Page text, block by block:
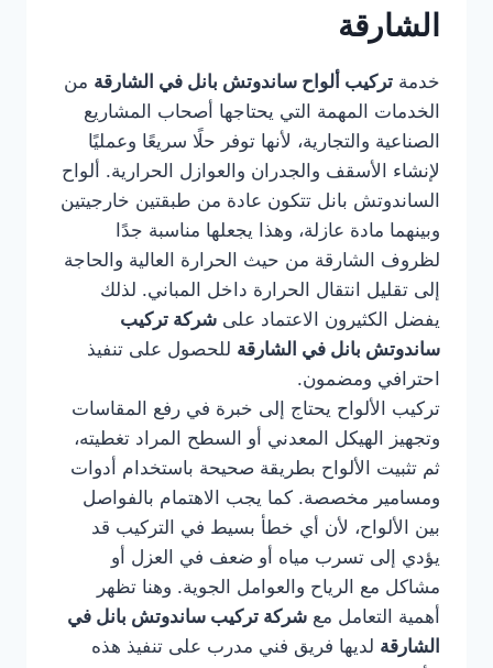
الشارقة
خدمة تركيب ألواح ساندوتش بانل في الشارقة من
الخدمات المهمة التي يحتاجها أصحاب المشاريع
الصناعية والتجارية، لأنها توفر حلًا سريعًا وعمليًا
لإنشاء الأسقف والجدران والعوازل الحرارية. ألواح
الساندوتش بانل تتكون عادة من طبقتين خارجيتين
وبينهما مادة عازلة، وهذا يجعلها مناسبة جدًا
لظروف الشارقة من حيث الحرارة العالية والحاجة
إلى تقليل انتقال الحرارة داخل المباني. لذلك
يفضل الكثيرون الاعتماد على شركة تركيب
ساندوتش بانل في الشارقة للحصول على تنفيذ
احترافي ومضمون.
تركيب الألواح يحتاج إلى خبرة في رفع المقاسات
وتجهيز الهيكل المعدني أو السطح المراد تغطيته،
ثم تثبيت الألواح بطريقة صحيحة باستخدام أدوات
ومسامير مخصصة. كما يجب الاهتمام بالفواصل
بين الألواح، لأن أي خطأ بسيط في التركيب قد
يؤدي إلى تسرب مياه أو ضعف في العزل أو
مشاكل مع الرياح والعوامل الجوية. وهنا تظهر
أهمية التعامل مع شركة تركيب ساندوتش بانل في
الشارقة لديها فريق فني مدرب على تنفيذ هذه